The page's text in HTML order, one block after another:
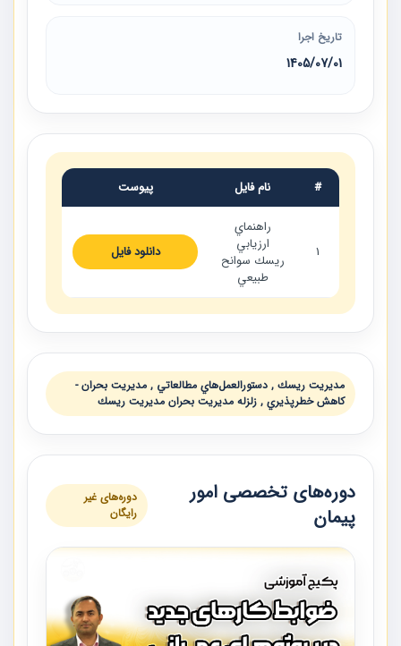
تاریخ اجرا
1405/07/01
# نام فایل پیوست
1
راهنماي
ارزيابي
ريسك سوانح
طبيعي
دانلود فایل
مديريت ريسك , دستورالعمل‌هاي مطالعاتي , مديريت بحران -
كاهش خطرپذيري , زلزله مديريت بحران مديريت ريسك
دوره‌های تخصصی امور
پیمان
دوره‌های غیر
رایگان